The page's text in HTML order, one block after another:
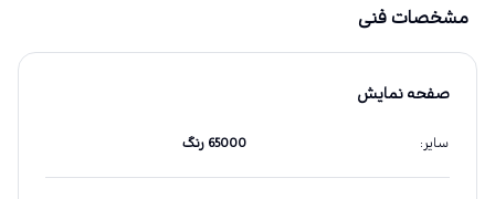
مشخصات فنی
صفحه نمایش
سایر: 65000 رنگ